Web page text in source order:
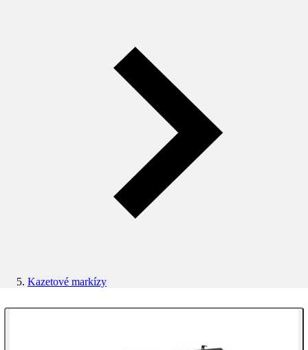
Kazetové markízy